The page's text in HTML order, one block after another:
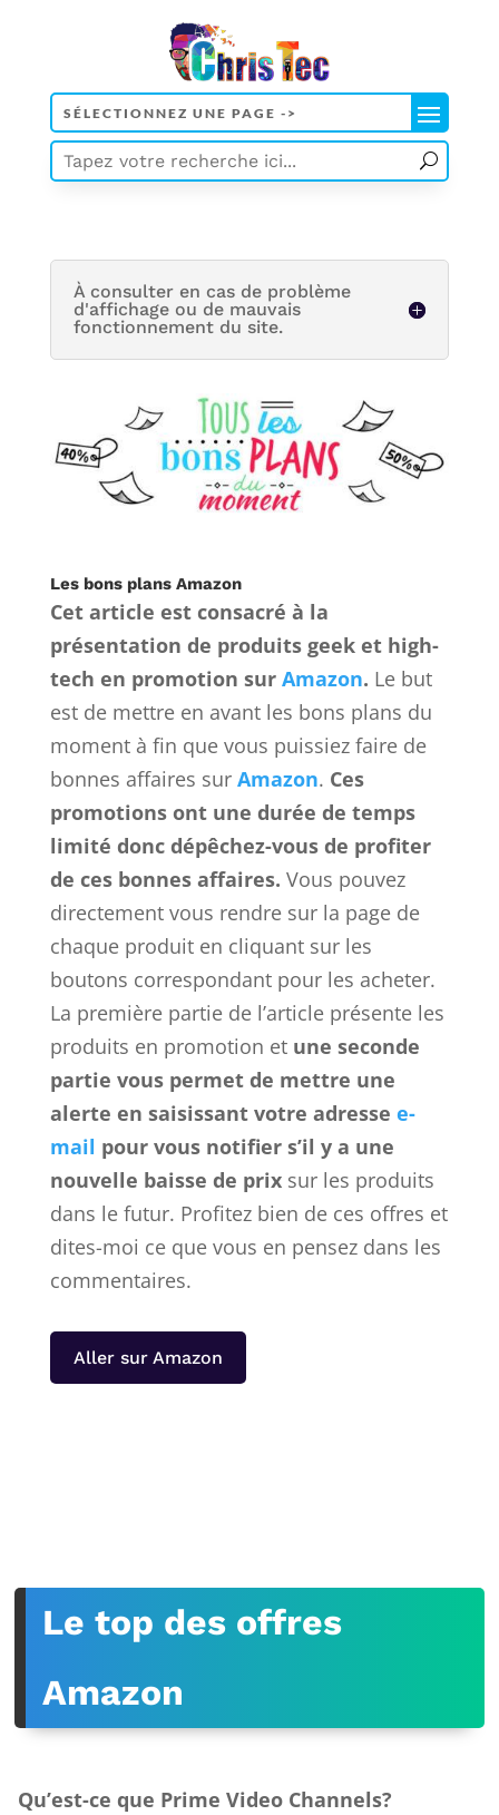
À consulter en cas de problème
d'affichage ou de mauvais
fonctionnement du site.
Les bons plans Amazon
Cet article est consacré à la
présentation de produits geek et high-
tech en promotion sur Amazon. Le but
est de mettre en avant les bons plans du
moment à fin que vous puissiez faire de
bonnes affaires sur Amazon. Ces
promotions ont une durée de temps
limité donc dépêchez-vous de profiter
de ces bonnes affaires. Vous pouvez
directement vous rendre sur la page de
chaque produit en cliquant sur les
boutons correspondant pour les acheter.
La première partie de l’article présente les
produits en promotion et une seconde
partie vous permet de mettre une
alerte en saisissant votre adresse e-
mail pour vous notifier s’il y a une
nouvelle baisse de prixsur les produits
dans le futur. Profitez bien de ces offres et
dites-moi ce que vous en pensez dans les
commentaires.
Aller sur Amazon
Le top des offres
Amazon
Qu’est-ce que Prime Video Channels?